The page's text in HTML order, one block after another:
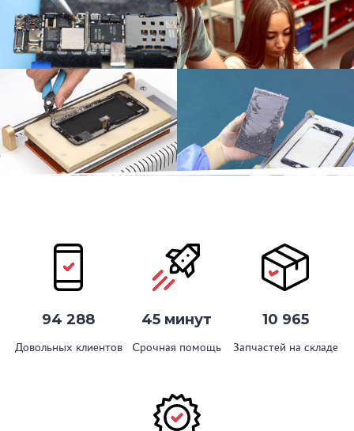
94 288
Довольных клиентов
45 минут
Срочная помощь
10 965
Запчастей на складе